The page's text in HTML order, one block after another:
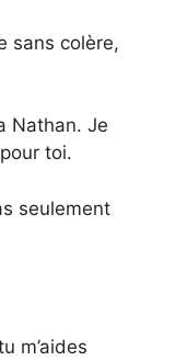
sans colère,
Nathan. Je
toi.
seulement
m’aides